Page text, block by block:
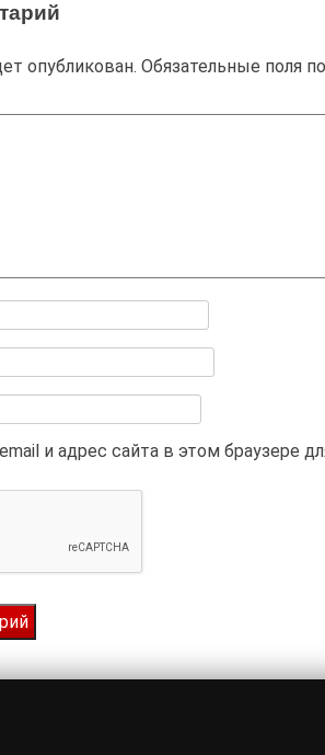
опубликован. Обязательные поля
и адрес сайта в этом браузере